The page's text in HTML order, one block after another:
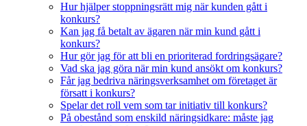
Hur hjälper stoppningsrätt mig när kunden gått i
konkurs?
Kan jag få betalt av ägaren när min kund gått i
konkurs?
Hur gör jag för att bli en prioriterad fordringsägare?
Vad ska jag göra när min kund ansökt om konkurs?
Får jag bedriva näringsverksamhet om företaget är
försatt i konkurs?
Spelar det roll vem som tar initiativ till konkurs?
På obestånd som enskild näringsidkare: måste jag